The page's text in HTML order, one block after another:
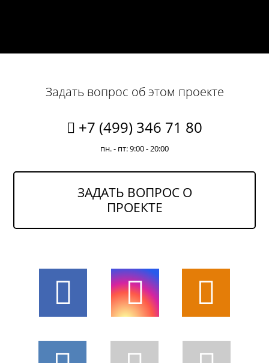
Задать вопрос об этом проекте
+7 (499) 346 71 80
пн. - пт: 9:00 - 20:00
ЗАДАТЬ ВОПРОС О
ПРОЕКТЕ